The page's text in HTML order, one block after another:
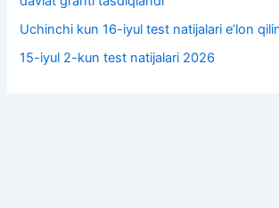
Uchinchi kun 16-iyul test natijalari e’lon
15-iyul 2-kun test natijalari 2026